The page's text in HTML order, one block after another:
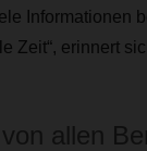
Informationen
Zeit“, erinnert
allen